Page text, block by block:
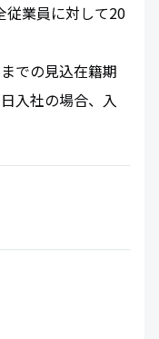
従業員に対して20
での見込在籍期
入社の場合、入